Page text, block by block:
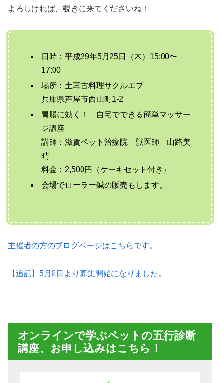
よろしければ、覗きに来てくださいね！
日時：平成29年5月25日（木）15:00〜
17:00
場所：土耳古料理サクルエブ
兵庫県芦屋市西山町1-2
胃腸に効く！ 自宅でできる簡単マッサー
ジ講座
講師：滋賀ペット治療院 獣医師 山路美
晴
料金：2,500円（ケーキセット付き）
会場でローラー鍼の販売もします。
主催者の方のブログページはこちらです。
【追記】5月8日より募集開始になりました。
オンラインで学ぶペットの五行診断
講座、お申し込みはこちら！